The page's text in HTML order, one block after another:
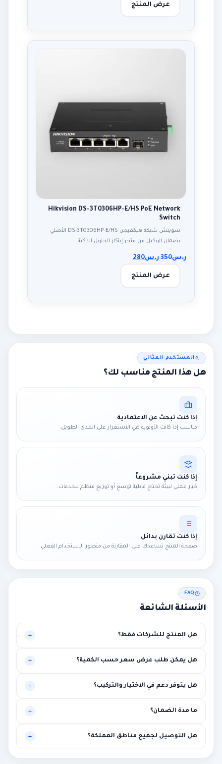
عرض المنتج
Hikvision DS-3T0306HP-E/HS PoE Network
Switch
سويتش شبكة هيكفيجن DS-3T0306HP-E/HS الأصلي
بضمان الوكيل من متجر إبتكار الحلول الذكية…
ر.س350 ر.س280
عرض المنتج
المستخدم المثالي
هل هذا المنتج مناسب لك؟
إذا كنت تبحث عن الاعتمادية
مناسب إذا كانت الأولوية هي الاستقرار على المدى الطويل.
إذا كنت تبني مشروعاً
خيار عملي لبيئة تحتاج قابلية توسع أو توزيع منظم للخدمات.
إذا كنت تقارن بدائل
صفحة المنتج تساعدك على المقارنة من منظور الاستخدام الفعلي.
FAQ
الأسئلة الشائعة
هل المنتج للشركات فقط؟
مستوى أعلى من الاستقرار.
هل يمكن طلب عرض سعر حسب الكمية؟
هل يتوفر دعم في الاختيار والتركيب؟
ما مدة الضمان؟
هل التوصيل لجميع مناطق المملكة؟